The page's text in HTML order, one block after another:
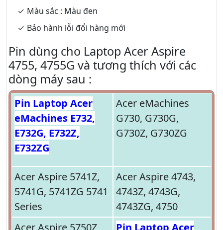
Màu sắc : Màu đen
Bảo hành lỗi đổi hàng mới
Pin dùng cho Laptop Acer Aspire
4755, 4755G và tương thích với các
dòng máy sau :
Pin Laptop Acer
eMachines E732,
E732G, E732Z,
E732ZG
Acer eMachines
G730, G730G,
G730Z, G730ZG
Acer Aspire 5741Z,
5741G, 5741ZG 5741
Series
Acer Aspire 4743,
4743Z, 4743G,
4743ZG, 4750
Acer Aspire 5750Z,
Pin Laptop Acer